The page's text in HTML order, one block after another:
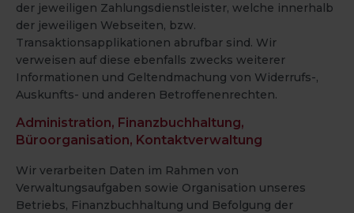
der jeweiligen Zahlungsdienstleister, welche innerhalb
der jeweiligen Webseiten, bzw.
Transaktionsapplikationen abrufbar sind. Wir
verweisen auf diese ebenfalls zwecks weiterer
Informationen und Geltendmachung von Widerrufs-,
Auskunfts- und anderen Betroffenenrechten.
Administration, Finanzbuchhaltung,
Büroorganisation, Kontaktverwaltung
Wir verarbeiten Daten im Rahmen von
Verwaltungsaufgaben sowie Organisation unseres
Betriebs, Finanzbuchhaltung und Befolgung der